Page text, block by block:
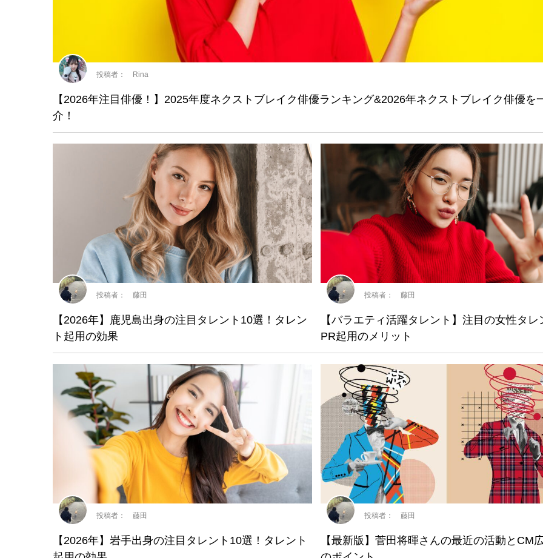
【2026年注目俳優！】2025年度ネクストブレイク俳優ランキング&2026年ネクストブレイク俳優を
介！
投稿者： Rina
【2026年】鹿児島出身の注目タレント10選！タレン
ト起用の効果
投稿者： 藤田
【バラエティ活躍タレント】注目の女性タレ
PR起用のメリット
投稿者： 藤田
【2026年】岩手出身の注目タレント10選！タレント
投稿者： 藤田
【最新版】菅田将暉さんの最近の活動とCM
投稿者： 藤田